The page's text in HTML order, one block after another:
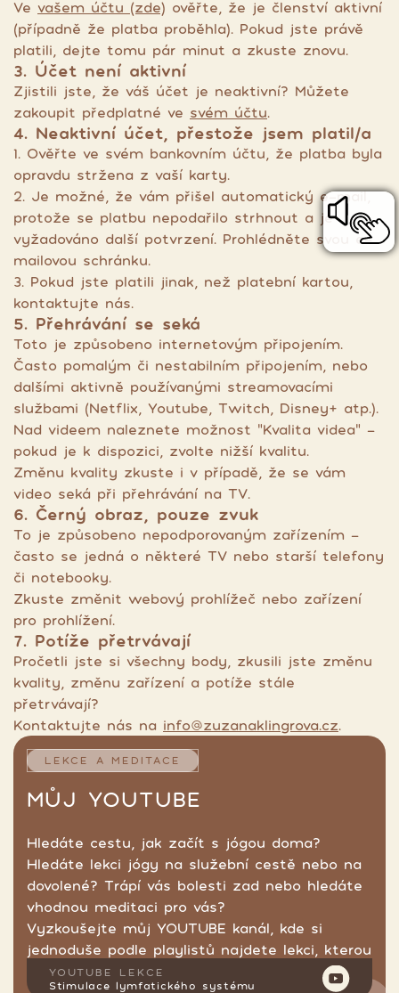
Ve vašem účtu (zde) ověřte, že je členství aktivní
(případně že platba proběhla). Pokud jste právě
platili, dejte tomu pár minut a zkuste znovu.
3. Účet není aktivní
Zjistili jste, že váš účet je neaktivní? Můžete
zakoupit předplatné ve svém účtu.
4. Neaktivní účet, přestože jsem platil/a
1. Ověřte ve svém bankovním účtu, že platba byla
opravdu stržena z vaší karty.
2. Je možné, že vám přišel automatický e-mail,
protože se platbu nepodařilo strhnout a je
vyžadováno další potvrzení. Prohlédněte svou e-
mailovou schránku.
3. Pokud jste platili jinak, než platební kartou,
kontaktujte nás.
5. Přehrávání se seká
Toto je způsobeno internetovým připojením.
Často pomalým či nestabilním připojením, nebo
dalšími aktivně používanými streamovacími
službami (Netflix, Youtube, Twitch, Disney+ atp.).
Nad videem naleznete možnost "Kvalita videa" -
pokud je k dispozici, zvolte nižší kvalitu.
Změnu kvality zkuste i v případě, že se vám
video seká při přehrávání na TV.
6. Černý obraz, pouze zvuk
To je způsobeno nepodporovaným zařízením -
často se jedná o některé TV nebo starší telefony
či notebooky.
Zkuste změnit webový prohlížeč nebo zařízení
pro prohlížení.
7. Potíže přetrvávají
Pročetli jste si všechny body, zkusili jste změnu
kvality, změnu zařízení a potíže stále
přetrvávají?
Kontaktujte nás na info@zuzanaklingrova.cz.
LEKCE A MEDITACE
MŮJ YOUTUBE
Hledáte cestu, jak začít s jógou doma?
Hledáte lekci jógy na služební cestě nebo na
dovolené? Trápí vás bolesti zad nebo hledáte
vhodnou meditaci pro vás?
Vyzkoušejte můj YOUTUBE kanál, kde si
jednoduše podle playlistů najdete lekci, kterou
hledáte.
YOUTUBE LEKCE
Stimulace lymfatického systému